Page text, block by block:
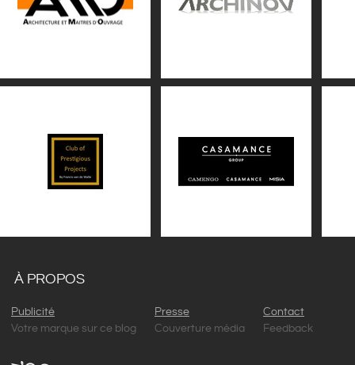
À PROPOS
Publicité
Votre marque sur ce blog
Presse
Couverture média
Contact
Feedback